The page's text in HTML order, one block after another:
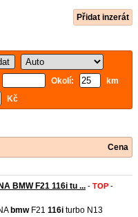
Přidat inzerát
Okolí:
km
Kč
Cena
BMW F21 116i tu ... - TOP -
bmwF21 116i turbo N13